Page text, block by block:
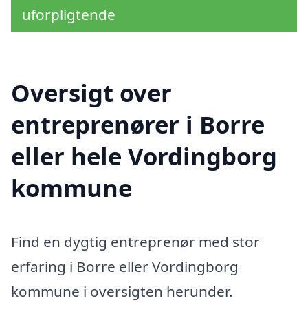
uforpligtende
Oversigt over
entreprenører i Borre
eller hele Vordingborg
kommune
Find en dygtig entreprenør med stor
erfaring i Borre eller Vordingborg
kommune i oversigten herunder.